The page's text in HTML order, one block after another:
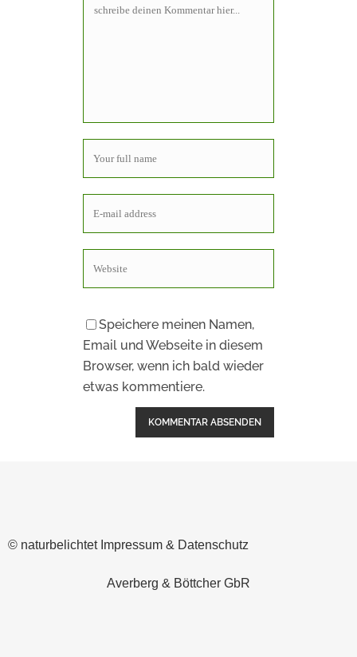
Speichere meinen Namen,
Email und Webseite in diesem
Browser, wenn ich bald wieder
etwas kommentiere.
© naturbelichtet Impressum & Datenschutz
Averberg & Böttcher GbR